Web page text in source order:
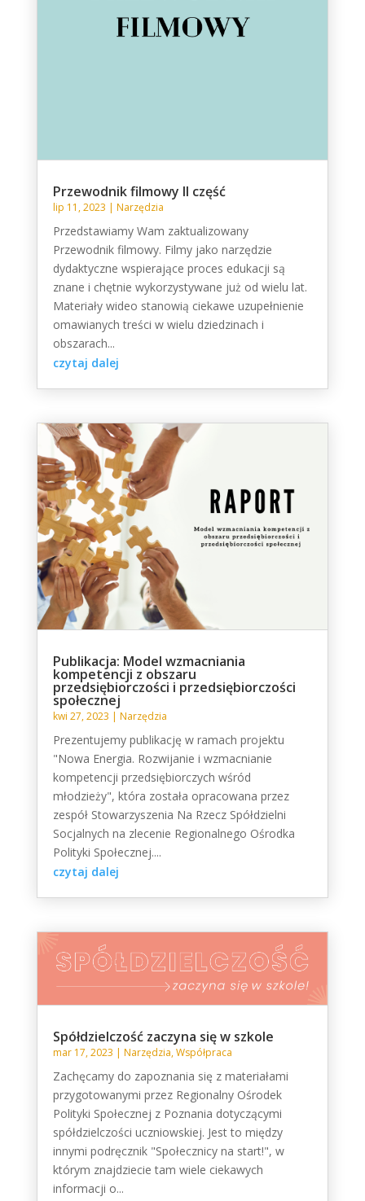
Przewodnik filmowy II część
lip 11, 2023 | Narzędzia
Przedstawiamy Wam zaktualizowany
Przewodnik filmowy. Filmy jako narzędzie
dydaktyczne wspierające proces edukacji są
znane i chętnie wykorzystywane już od wielu lat.
Materiały wideo stanowią ciekawe uzupełnienie
omawianych treści w wielu dziedzinach i
obszarach...
czytaj dalej
Publikacja: Model wzmacniania
kompetencji z obszaru
przedsiębiorczości i przedsiębiorczości
społecznej
kwi 27, 2023 | Narzędzia
Prezentujemy publikację w ramach projektu
"Nowa Energia. Rozwijanie i wzmacnianie
kompetencji przedsiębiorczych wśród
młodzieży", która została opracowana przez
zespół Stowarzyszenia Na Rzecz Spółdzielni
Socjalnych na zlecenie Regionalnego Ośrodka
Polityki Społecznej....
czytaj dalej
Spółdzielczość zaczyna się w szkole
mar 17, 2023 | Narzędzia,Współpraca
Zachęcamy do zapoznania się z materiałami
przygotowanymi przez Regionalny Ośrodek
Polityki Społecznej z Poznania dotyczącymi
spółdzielczości uczniowskiej. Jest to między
innymi podręcznik "Społecznicy na start!", w
którym znajdziecie tam wiele ciekawych
informacji o...